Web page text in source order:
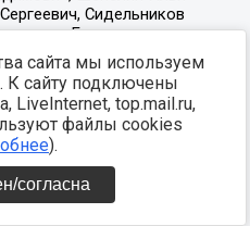
сайта мы используем
К сайту подключены
LiveInternet, top.mail.ru,
файлы cookies
).
согласна